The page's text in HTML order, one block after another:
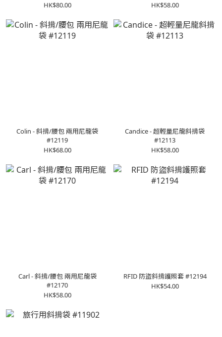
HK$80.00
HK$58.00
Colin - 斜揹/腰包 兩用尼龍袋
#12119
HK$68.00
Candice - 超輕量尼龍斜揹袋
#12113
HK$58.00
Carl - 斜揹/腰包 兩用尼龍袋
#12170
HK$58.00
RFID 防盜斜揹護照套 #12194
HK$54.00